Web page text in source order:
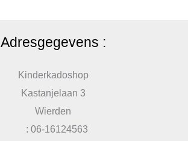
Adresgegevens :
Kinderkadoshop
Kastanjelaan 3
Wierden
: 06-16124563